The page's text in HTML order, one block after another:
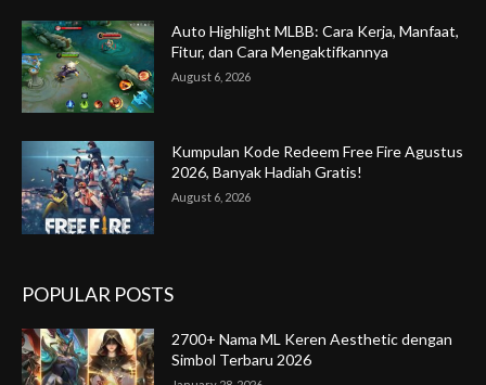
Auto Highlight MLBB: Cara Kerja, Manfaat,
Fitur, dan Cara Mengaktifkannya
August 6, 2026
Kumpulan Kode Redeem Free Fire Agustus
2026, Banyak Hadiah Gratis!
August 6, 2026
POPULAR POSTS
2700+ Nama ML Keren Aesthetic dengan
Simbol Terbaru 2026